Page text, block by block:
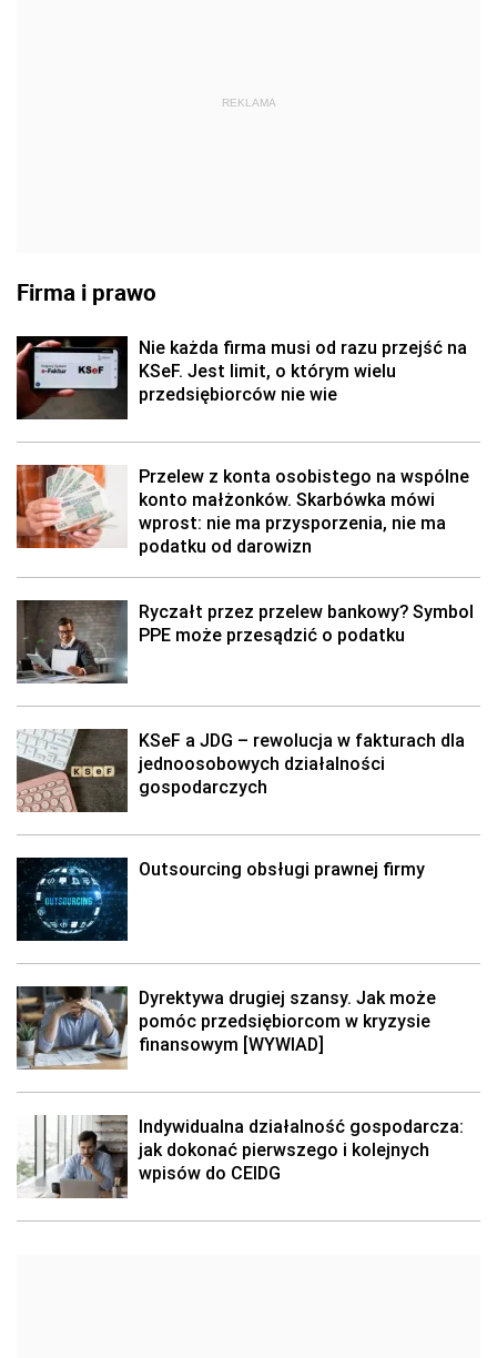
REKLAMA
Firma i prawo
Nie każda firma musi od razu przejść na
KSeF. Jest limit, o którym wielu
przedsiębiorców nie wie
Przelew z konta osobistego na wspólne
konto małżonków. Skarbówka mówi
wprost: nie ma przysporzenia, nie ma
podatku od darowizn
Ryczałt przez przelew bankowy? Symbol
PPE może przesądzić o podatku
KSeF a JDG – rewolucja w fakturach dla
jednoosobowych działalności
gospodarczych
Outsourcing obsługi prawnej firmy
Dyrektywa drugiej szansy. Jak może
pomóc przedsiębiorcom w kryzysie
finansowym [WYWIAD]
Indywidualna działalność gospodarcza:
jak dokonać pierwszego i kolejnych
wpisów do CEIDG